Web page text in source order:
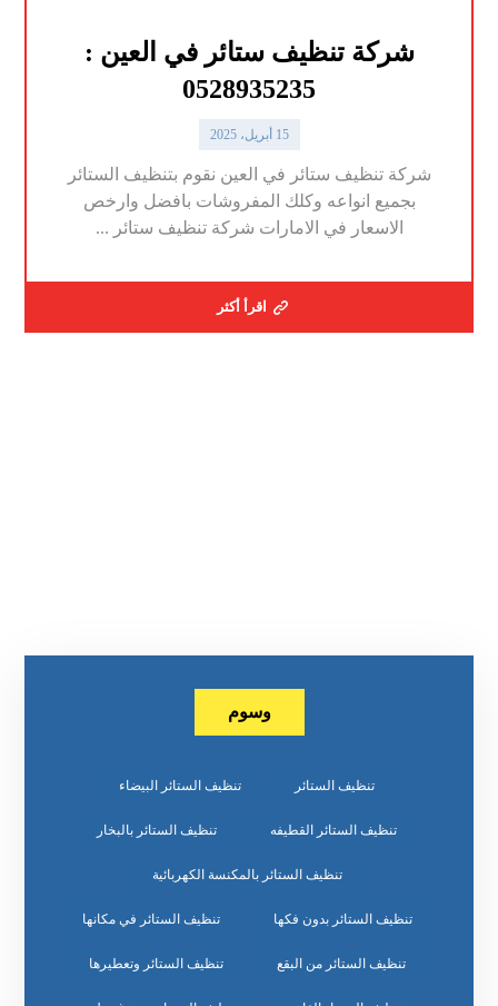
شركة تنظيف ستائر في العين :
0528935235
15 أبريل، 2025
شركة تنظيف ستائر في العين نقوم بتنظيف الستائر
بجميع انواعه وكلك المفروشات بافضل وارخص
الاسعار في الامارات شركة تنظيف ستائر ...
اقرأ أكثر
وسوم
تنظيف الستائر تنظيف الستائر البيضاء
تنظيف الستائر القطيفه تنظيف الستائر بالبخار
تنظيف الستائر بالمكنسة الكهربائية
تنظيف الستائر بدون فكها تنظيف الستائر في مكانها
تنظيف الستائر من البقع تنظيف الستائر وتعطيرها